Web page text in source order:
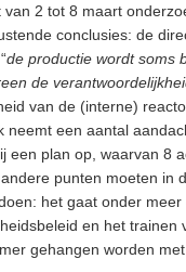
van 2 tot 8 maart
conclusies: de
de productie wordt soms
de
van de (interne)
neemt een aantal
een plan op, waarvan 8
punten moeten in
het gaat onder
en het
gehangen worden